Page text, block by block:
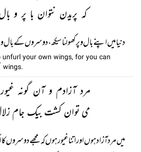
کہ پریدن نتوان با پر و
دنیا میں اپنے بال و پر کھولنا سیکھ، دوسروں کے بال
your own wings, for you can
wings.
مرد آزادم و آن گونہ
می توان کشت بیک جام
میں مرد آزاد ہوں اور اتنا غیور ہوں کہ مجھے